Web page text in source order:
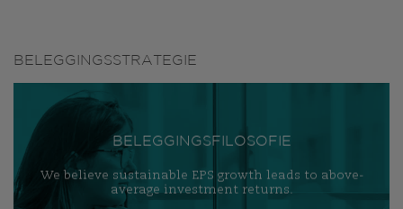
BELEGGINGSSTRATEGIE
BELEGGINGSFILOSOFIE
We believe sustainable EPS growth leads to above-
average investment returns.